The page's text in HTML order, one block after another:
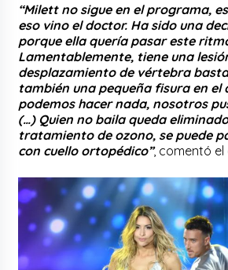
“Milett no sigue en el programa,
eso vino el doctor. Ha sido una
porque ella quería pasar este
Lamentablemente, tiene una
desplazamiento de vértebra
también una pequeña fisura en el
podemos hacer nada, nosotros
(…) Quien no baila queda
tratamiento de ozono, se puede
con cuello ortopédico”, comentó